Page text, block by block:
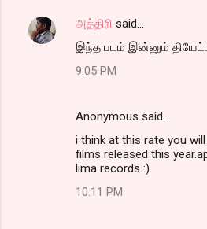
அத்திரி said…
இந்த படம் இன்னும்
9:05 PM
Anonymous said…
i think at this rate you
films released this
lima records :).
10:11 PM